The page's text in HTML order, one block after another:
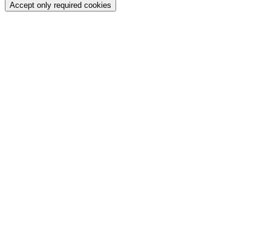
Accept only required cookies